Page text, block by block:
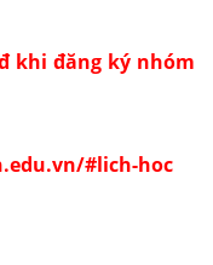
khi đăng ký nhóm
#lich-hoc